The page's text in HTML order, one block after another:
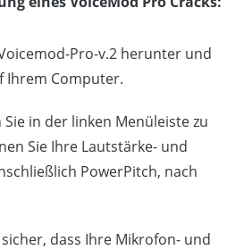
Pro-v.2 herunter und
Ihrem Computer.
Sie in der linken Menüleiste zu
Sie Ihre Lautstärke- und
PowerPitch, nach
sicher, dass Ihre Mikrofon- und